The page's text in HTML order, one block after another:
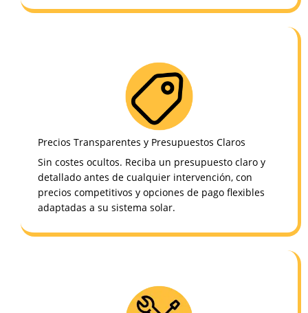
Precios Transparentes y Presupuestos Claros
Sin costes ocultos. Reciba un presupuesto claro y
detallado antes de cualquier intervención, con
precios competitivos y opciones de pago flexibles
adaptadas a su sistema solar.